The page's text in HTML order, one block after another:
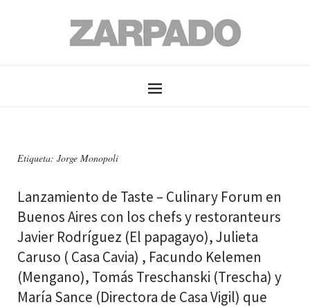
Etiqueta: Jorge Monopoli
Lanzamiento de Taste – Culinary Forum en
Buenos Aires con los chefs y restoranteurs
Javier Rodríguez (El papagayo), Julieta
Caruso ( Casa Cavia) , Facundo Kelemen
(Mengano), Tomás Treschanski (Trescha) y
María Sance (Directora de Casa Vigil) que